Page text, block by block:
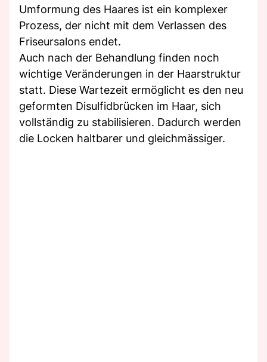
Umformung des Haares ist ein komplexer
Prozess, der nicht mit dem Verlassen des
Friseursalons endet.
Auch nach der Behandlung finden noch
wichtige Veränderungen in der Haarstruktur
statt. Diese Wartezeit ermöglicht es den neu
geformten Disulfidbrücken im Haar, sich
vollständig zu stabilisieren. Dadurch werden
die Locken haltbarer und gleichmässiger.